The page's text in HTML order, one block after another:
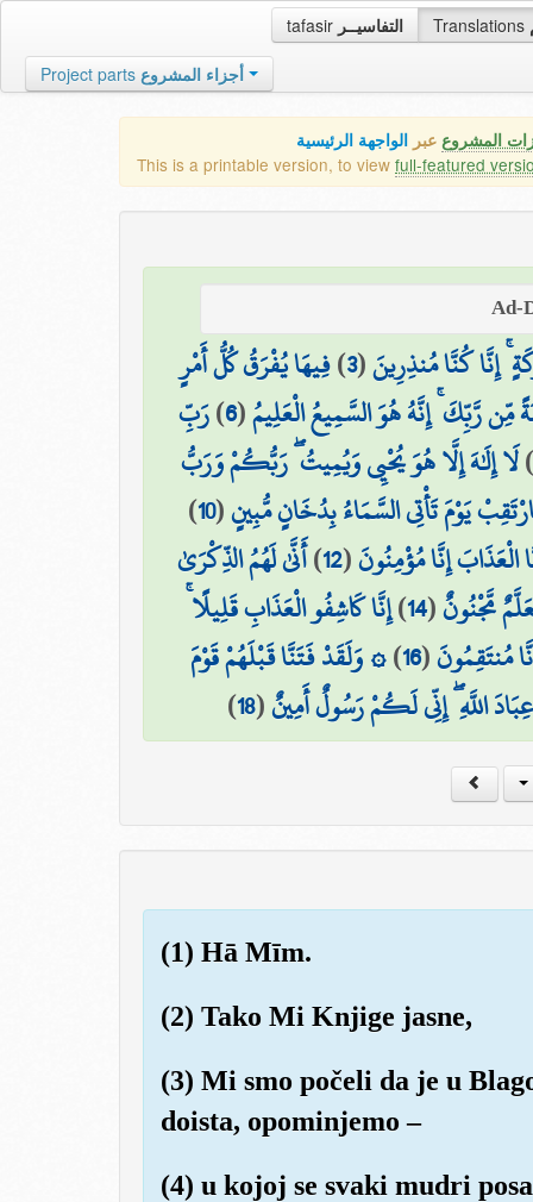
tafasir التفاسيــر Translations
Project parts أجزاء المشروع
المشروع عبر الواجهة الرئيسية
This is a printable version, to view full-featured
إِنَّا كُنَّا مُنذِرِينَ(
3
)فِيهَا يُفْرَقُ كُلُّ أَمْرٍ
مِّن رَّبِّكَ ۚ إِنَّهُ هُوَ السَّمِيعُ الْعَلِيمُ(
6
)رَبِّ
)لَا إِلَٰهَ إِلَّا هُوَ يُحْيِي وَيُمِيتُ ۖ رَبُّكُمْ وَرَبُّ
يَوْمَ تَأْتِي السَّمَاءُ بِدُخَانٍ مُّبِينٍ(
10
)
إِنَّا مُؤْمِنُونَ(
12
)أَنَّىٰ لَهُمُ الذِّكْرَىٰ
مَّجْنُونٌ(
14
)إِنَّا كَاشِفُو الْعَذَابِ قَلِيلًا ۚ
مُنتَقِمُونَ(
16
)۞ وَلَقَدْ فَتَنَّا قَبْلَهُمْ قَوْمَ
اللَّهِ ۖ إِنِّي لَكُمْ رَسُولٌ أَمِينٌ(
18
)
(1) Hā Mīm.
(2) Tako Mi Knjige jasne,
(3) Mi smo počeli da je u
doista, opominjemo –
(4) u kojoj se svaki mudri